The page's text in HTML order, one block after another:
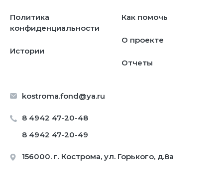
kostroma.fond@ya.ru
8 4942 47-20-48
8 4942 47-20-49
156000. г. Кострома, ул. Горького, д.8а
Политика
конфиденциальности
Истории
Как помочь
О проекте
Отчеты